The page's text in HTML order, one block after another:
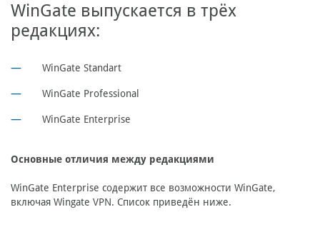
WinGate выпускается в трёх
редакциях:
WinGate Standart
WinGate Professional
WinGate Enterprise
Основные отличия между редакциями
WinGate Enterprise содержит все возможности WinGate,
включая Wingate VPN. Список приведён ниже.